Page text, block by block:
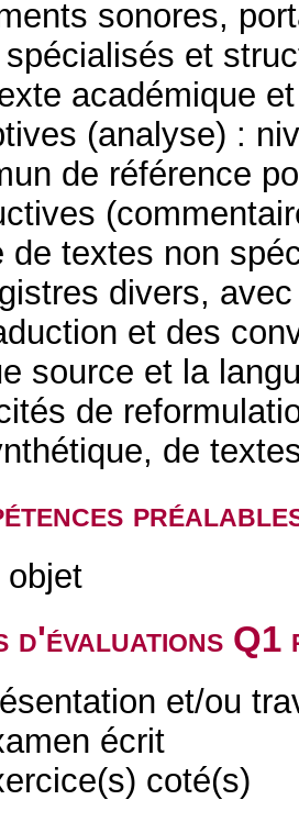
sonores,
et
académique
(analyse) :
de référence
de textes non
divers,
et des
source et la
de
de
objet
d'évaluations
et/ou
écrit
coté(s)